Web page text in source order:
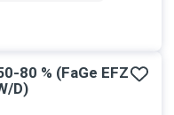
Stell...
80 % (FaGe EFZ
D)